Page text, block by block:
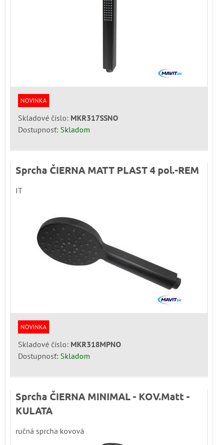
NOVINKA
Skladové číslo: MKR317SSNO
Dostupnosť: Skladom
Sprcha ČIERNA MATT PLAST 4 pol.-REM
IT
NOVINKA
Skladové číslo: MKR318MPNO
Dostupnosť: Skladom
Sprcha ČIERNA MINIMAL - KOV.Matt -
KULATA
ručná sprcha kovová